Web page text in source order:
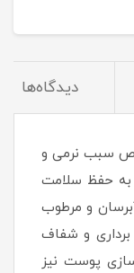
دیدگاه‌ها
سبب نرمی و
حفظ سلامت
و مرطوب
و شفاف
پوست نیز